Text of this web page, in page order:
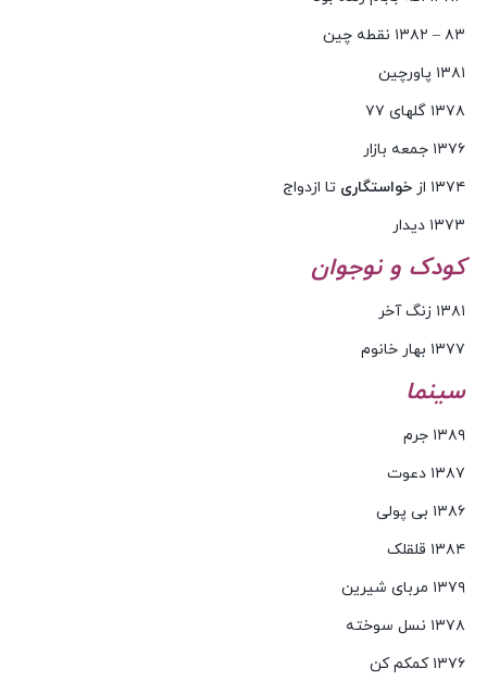
۸۳ – ۱۳۸۲ نقطه چین
۱۳۸۱ پاورچین
۱۳۷۸ گلهای ۷۷
۱۳۷۶ جمعه بازار
۱۳۷۴ از
خواستگاری تا ازدواج
۱۳۷۳ دیدار
کودک و نوجوان
۱۳۸۱ زنگ آخر
۱۳۷۷ بهار خانوم
سینما
۱۳۸۹ جرم
۱۳۸۷ دعوت
۱۳۸۶ بی پولی
۱۳۸۴ قلقلک
۱۳۷۹ مربای شیرین
۱۳۷۸ نسل سوخته
۱۳۷۶ کمکم کن